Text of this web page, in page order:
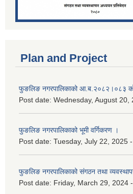
Plan and Project
फुङलिङ नगरपालिकाको आ.ब.२०८२।०८३ को
Post date: Wednesday, August 20,
फुङलिङ नगरपालिकाको भूमी वर्गिकरण ।
Post date: Tuesday, July 22, 2025
फुङलिङ नगरपालिकाको संगठन तथा
Post date: Friday, March 29, 2024